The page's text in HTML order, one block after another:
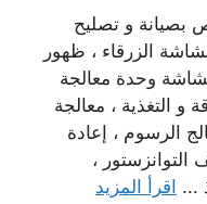
بصيانة و تصليح
الزرقاء ، ظهور
وحدة معالجة
التغذية ، معالجة
الرسوم ، إعادة
،
... اقرأ المزيد